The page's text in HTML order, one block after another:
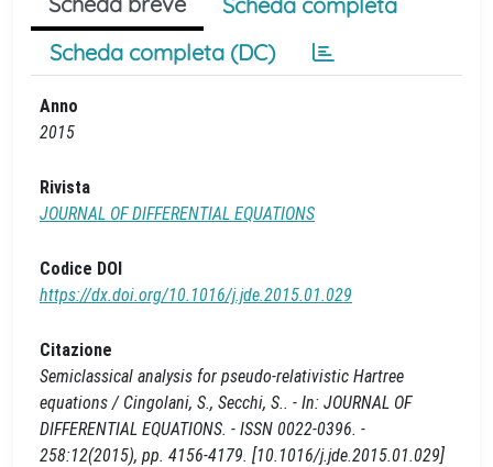
Scheda completa (DC)
Anno
2015
Rivista
JOURNAL OF DIFFERENTIAL EQUATIONS
Codice DOI
https://dx.doi.org/10.1016/j.jde.2015.01.029
Citazione
Semiclassical analysis for pseudo-relativistic Hartree
equations / Cingolani, S., Secchi, S.. - In: JOURNAL OF
DIFFERENTIAL EQUATIONS. - ISSN 0022-0396. -
258:12(2015), pp. 4156-4179. [10.1016/j.jde.2015.01.029]